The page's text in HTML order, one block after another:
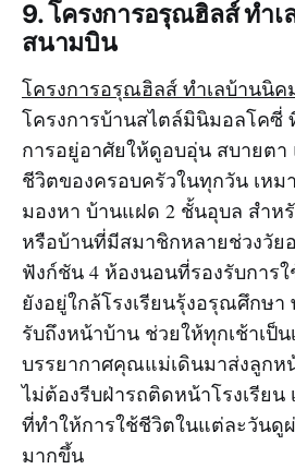
9. โครงการอรุณฮิลส์ ทำ
สนามบิน
โครงการอรุณฮิลส์ ทำเลบ้านนิ
โครงการบ้านสไตล์มินิมอลโคซี่
การอยู่อาศัยให้ดูอบอุ่น สบายตา
ชีวิตของครอบครัวในทุกวัน เหม
มองหา บ้านแฝด 2 ชั้นอุบล สำห
หรือบ้านที่มีสมาชิกหลายช่วงวัย
ฟังก์ชัน 4 ห้องนอนที่รองรับการ
ยังอยู่ใกล้โรงเรียนรุ้งอรุณศึกษา
รับถึงหน้าบ้าน ช่วยให้ทุกเช้าเป็น
บรรยากาศคุณแม่เดินมาส่งลูกห
ไม่ต้องรีบฝ่ารถติดหน้าโรงเรียน
ที่ทำให้การใช้ชีวิตในแต่ละวันดู
มากขึ้น